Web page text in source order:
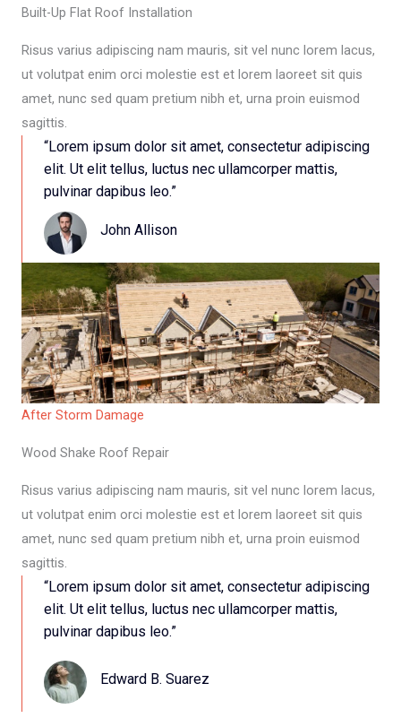
Built-Up Flat Roof Installation
Risus varius adipiscing nam mauris, sit vel nunc lorem lacus,
ut volutpat enim orci molestie est et lorem laoreet sit quis
amet, nunc sed quam pretium nibh et, urna proin euismod
sagittis.
“Lorem ipsum dolor sit amet, consectetur adipiscing
elit. Ut elit tellus, luctus nec ullamcorper mattis,
pulvinar dapibus leo.”​
John Allison
After Storm Damage
Wood Shake Roof Repair
Risus varius adipiscing nam mauris, sit vel nunc lorem lacus,
ut volutpat enim orci molestie est et lorem laoreet sit quis
amet, nunc sed quam pretium nibh et, urna proin euismod
sagittis.
“Lorem ipsum dolor sit amet, consectetur adipiscing
elit. Ut elit tellus, luctus nec ullamcorper mattis,
pulvinar dapibus leo.”​
Edward B. Suarez